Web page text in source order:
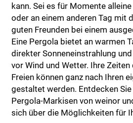
kann. Sei es für Momente
oder an einem anderen Tag mit
guten Freunden bei einem
Eine Pergola bietet an warmen
direkter Sonneneinstrahlung
vor Wind und Wetter. Ihre
Freien können ganz nach Ihren
gestaltet werden. Entdecken
Pergola-Markisen von weinor
sich über die Möglichkeiten für